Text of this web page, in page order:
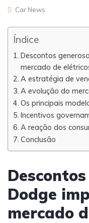
Car News
Índice
Descontos
mercado de
A estratégia de
A evolução do
Os principais
Incentivos
A reação dos
Conclusão
Dodge
mercado